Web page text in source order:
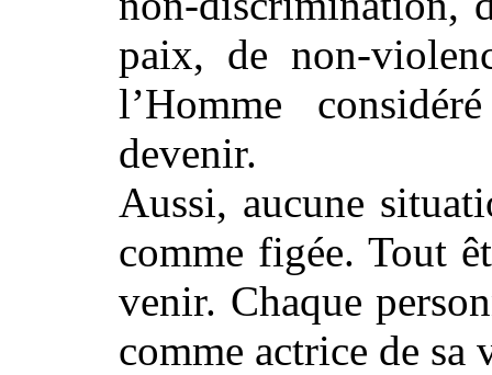
paix, de non-
l’Homme
devenir.
Aussi, aucune
comme figée. Tout
venir. Chaque
comme actrice de sa